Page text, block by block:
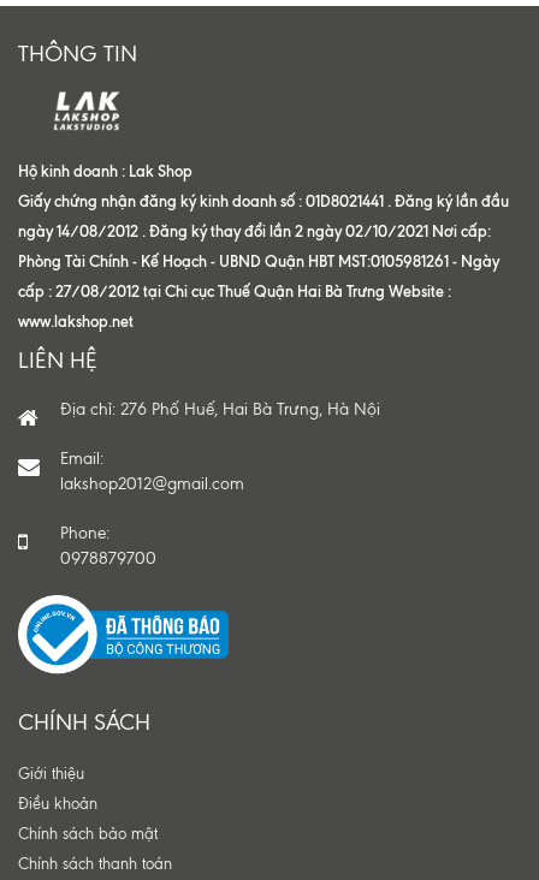
THÔNG TIN
Hộ kinh doanh : Lak Shop
Giấy chứng nhận đăng ký kinh doanh số : 01D8021441 . Đăng ký lần đầu
ngày 14/08/2012 . Đăng ký thay đổi lần 2 ngày 02/10/2021 Nơi cấp:
Phòng Tài Chính - Kế Hoạch - UBND Quận HBT MST:0105981261 - Ngày
cấp : 27/08/2012 tại Chi cục Thuế Quận Hai Bà Trưng Website :
www.lakshop.net
LIÊN HỆ
Địa chỉ: 276 Phố Huế, Hai Bà Trưng, Hà Nội
Email:
lakshop2012@gmail.com
Phone:
0978879700
CHÍNH SÁCH
Giới thiệu
Điều khoản
Chính sách bảo mật
Chính sách thanh toán